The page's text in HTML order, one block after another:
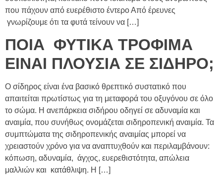
που πάχουν από ευερέθιστο έντερο Από έρευνες
γνωρίζουμε ότι τα φυτά τείνουν να […]
ΠΟΙΑ ΦΥΤΙΚΑ ΤΡΟΦΙΜΑ
ΕΙΝΑΙ ΠΛΟΥΣΙΑ ΣΕ ΣΙΔΗΡΟ;
Ο σίδηρος είναι ένα βασικό θρεπτικό συστατικό που
απαιτείται πρωτίστως για τη μεταφορά του οξυγόνου σε όλο
το σώμα. Η ανεπάρκεια σιδήρου οδηγεί σε αδυναμία και
αναιμία, που συνήθως ονομάζεται σιδηροπενική αναιμία. Τα
συμπτώματα της σιδηροπενικής αναιμίας μπορεί να
χρειαστούν χρόνο για να αναπτυχθούν και περιλαμβάνουν:
κόπωση, αδυναμία, άγχος, ευερεθιστότητα, απώλεια
μαλλιών και κατάθλιψη. Η […]